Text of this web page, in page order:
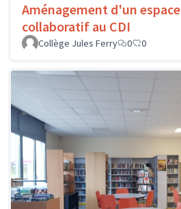
Aménagement d'un espace
collaboratif au CDI
Collège Jules Ferry
0 0